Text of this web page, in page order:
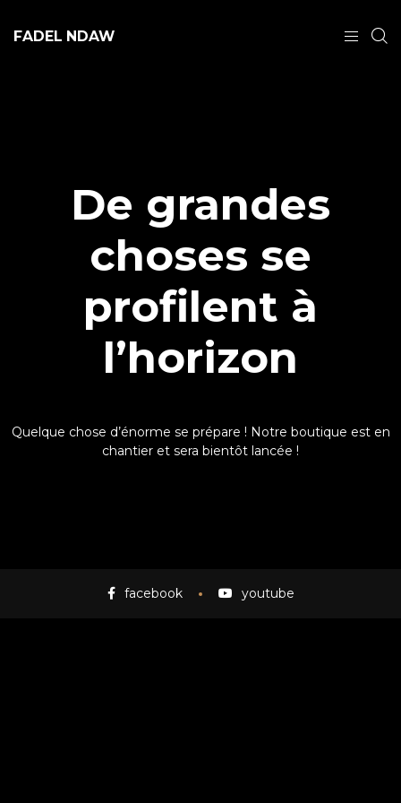
FADEL NDAW
De grandes
choses se
profilent à
l’horizon
Quelque chose d’énorme se prépare ! Notre boutique est en
chantier et sera bientôt lancée !
facebook youtube